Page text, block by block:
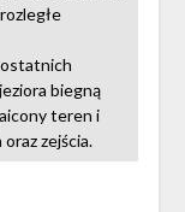
ostatnich
biegną
teren i
zejścia.